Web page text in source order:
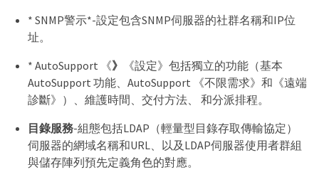
* SNMP警示*-設定包含SNMP伺服器的社群名稱和IP位
址。
* AutoSupport 《》
《設定》包括獨立的功能（基本
AutoSupport 功能、AutoSupport 《不限需求》和《遠端
診斷》）、維護時間、交付方法、 和分派排程。
目錄服務-組態包括LDAP（輕量型目錄存取傳輸協定）
伺服器的網域名稱和URL、以及LDAP伺服器使用者群組
與儲存陣列預先定義角色的對應。